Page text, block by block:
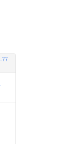
77